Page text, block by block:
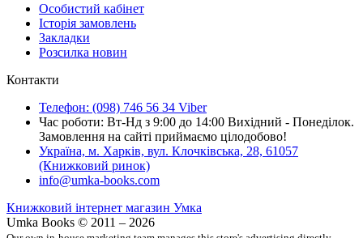
Особистий кабінет
Історія замовлень
Закладки
Розсилка новин
Контакти
Телефон: (098) 746 56 34 Viber
Час роботи: Вт-Нд з 9:00 до 14:00 Вихідний - Понеділок.
Замовлення на сайті приймаємо цілодобово!
Україна, м. Харків, вул. Клочківська, 28, 61057
(Книжковий ринок)
info@umka-books.com
Книжковий інтернет магазин Умка
Umka Books © 2011 – 2026